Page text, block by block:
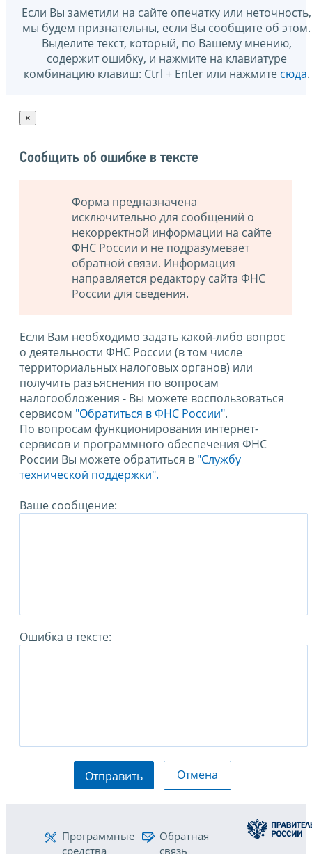
Если Вы заметили на сайте опечатку или неточность,
мы будем признательны, если Вы сообщите об этом.
Выделите текст, который, по Вашему мнению,
содержит ошибку, и нажмите на клавиатуре
комбинацию клавиш: Ctrl + Enter или нажмите сюда.
×
Сообщить об ошибке в тексте
Форма предназначена
исключительно для сообщений о
некорректной информации на сайте
ФНС России и не подразумевает
обратной связи. Информация
направляется редактору сайта ФНС
России для сведения.
Если Вам необходимо задать какой-либо вопрос
о деятельности ФНС России (в том числе
территориальных налоговых органов) или
получить разъяснения по вопросам
налогообложения - Вы можете воспользоваться
сервисом "Обратиться в ФНС России".
По вопросам функционирования интернет-
сервисов и программного обеспечения ФНС
России Вы можете обратиться в "Службу
технической поддержки".
Ваше сообщение:
Ошибка в тексте:
Отправить Отмена
Программные
средства
Обратная
связь